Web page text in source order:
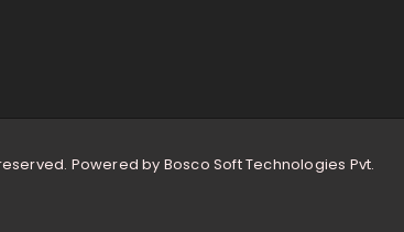
Powered by Bosco Soft Technologies Pvt.